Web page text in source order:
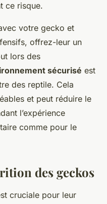
ce risque.
votre gecko et
offrez-leur un
lors des
sécurisé est
des reptile. Cela
et peut réduire le
l’expérience
comme pour le
des geckos
cruciale pour leur